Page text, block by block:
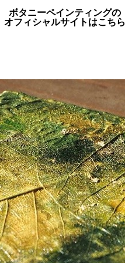
ボタニーペインティングの
オフィシャルサイトはこちら